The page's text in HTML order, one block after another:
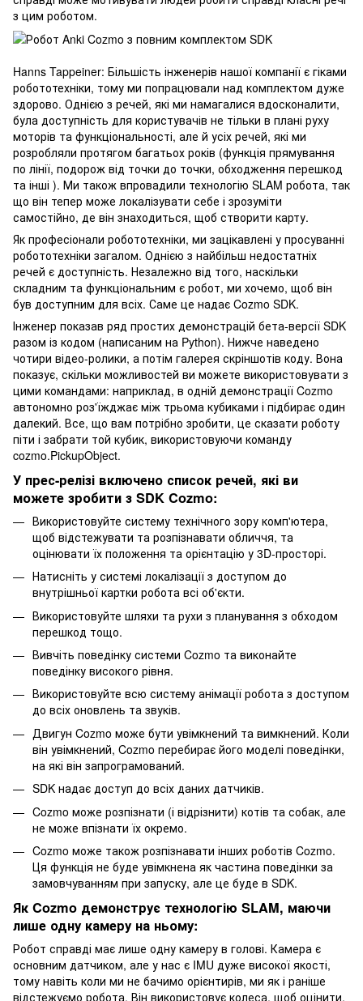
з цим роботом.
Hanns Tappeiner: Більшість інженерів нашої компанії є гіками
робототехніки, тому ми попрацювали над комплектом дуже
здорово. Однією з речей, які ми намагалися вдосконалити,
була доступність для користувачів не тільки в плані руху
моторів та функціональності, але й усіх речей, які ми
розробляли протягом багатьох років (функція прямування
по лінії, подорож від точки до точки, обходження перешкод
та інші ). Ми також впровадили технологію SLAM робота, так
що він тепер може локалізувати себе і зрозуміти
самостійно, де він знаходиться, щоб створити карту.
Як професіонали робототехніки, ми зацікавлені у просуванні
робототехніки загалом. Однією з найбільш недостатніх
речей є доступність. Незалежно від того, наскільки
складним та функціональним є робот, ми хочемо, щоб він
був доступним для всіх. Саме це надає Cozmo SDK.
Інженер показав ряд простих демонстрацій бета-версії SDK
разом із кодом (написаним на Python). Нижче наведено
чотири відео-ролики, а потім галерея скріншотів коду. Вона
показує, скільки можливостей ви можете використовувати з
цими командами: наприклад, в одній демонстрації Cozmo
автономно роз'їжджає між трьома кубиками і підбирає один
далекий. Все, що вам потрібно зробити, це сказати роботу
піти і забрати той кубик, використовуючи команду
cozmo.PickupObject.
У прес-релізі включено список речей, які ви
можете зробити з SDK Cozmo:
Використовуйте систему технічного зору комп'ютера,
щоб відстежувати та розпізнавати обличчя, та
оцінювати їх положення та орієнтацію у 3D-просторі.
Натисніть у системі локалізації з доступом до
внутрішньої картки робота всі об'єкти.
Використовуйте шляхи та рухи з планування з обходом
перешкод тощо.
Вивчіть поведінку системи Cozmo та виконайте
поведінку високого рівня.
Використовуйте всю систему анімації робота з доступом
до всіх оновлень та звуків.
Двигун Cozmo може бути увімкнений та вимкнений. Коли
він увімкнений, Cozmo перебирає його моделі поведінки,
на які він запрограмований.
SDK надає доступ до всіх даних датчиків.
Cozmo може розпізнати (і відрізнити) котів та собак, але
не може впізнати їх окремо.
Cozmo може також розпізнавати інших роботів Cozmo.
Ця функція не буде увімкнена як частина поведінки за
замовчуванням при запуску, але це буде в SDK.
Як Cozmo демонструє технологію SLAM, маючи
лише одну камеру на ньому:
Робот справді має лише одну камеру в голові. Камера є
основним датчиком, але у нас є IMU дуже високої якості,
тому навіть коли ми не бачимо орієнтирів, ми як і раніше
відстежуємо робота. Він використовує колеса, щоб оцінити,